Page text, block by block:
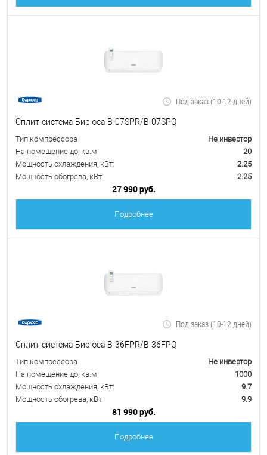
Под заказ (10-12 дней)
Сплит-система Бирюса B-07SPR/B-07SPQ
Тип компрессора
Не инвертор
На помещение до, кв.м
20
Мощность охлаждения, кВт:
2.25
Мощность обогрева, кВт:
2.25
27 990 руб.
Подробнее
Под заказ (10-12 дней)
Сплит-система Бирюса B-36FPR/B-36FPQ
Тип компрессора
Не инвертор
На помещение до, кв.м
1000
Мощность охлаждения, кВт:
9.7
Мощность обогрева, кВт:
9.9
81 990 руб.
Подробнее